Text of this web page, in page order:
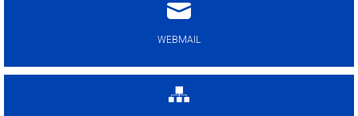
WEBMAIL